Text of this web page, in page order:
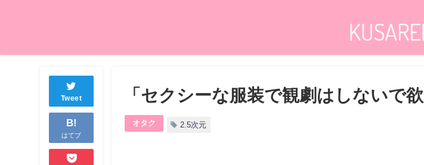
Tweet
B!
はてブ
「セクシーな服装で観劇はしないで
オタク 2.5次元